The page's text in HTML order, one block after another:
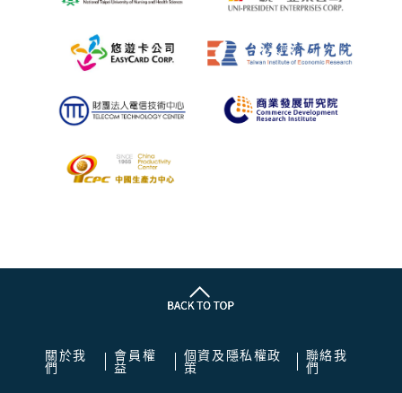
關於我
們
會員權
益
個資及隱私權政
策
聯絡我
們